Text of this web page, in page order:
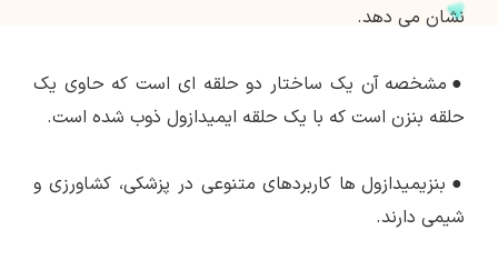
نشان می دهد.
● مشخصه آن یک ساختار دو حلقه ای است که حاوی یک
حلقه بنزن است که با یک حلقه ایمیدازول ذوب شده است.
● بنزیمیدازول ها کاربردهای متنوعی در پزشکی، کشاورزی و
شیمی دارند.